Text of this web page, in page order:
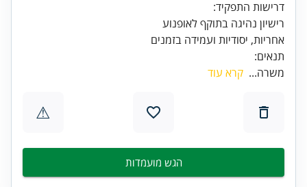
אחריות, יסודיות ועמידה בזמנים
תנאים:
משרה... קרא עוד
⚠
הגש מועמדות